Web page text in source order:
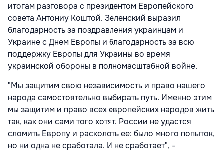
итогам разговора с президентом Европейского
совета Антониу Коштой. Зеленский выразил
благодарность за поздравления украинцам и
Украине с Днем Европы и благодарность за всю
поддержку Европы для Украины во время
украинской обороны в полномасштабной войне.
"Мы защитим свою независимость и право нашего
народа самостоятельно выбирать путь. Именно этим
мы защитим и право всех европейских народов жить
так, как они сами того хотят. России не удастся
сломить Европу и расколоть ее: было много попыток,
но ни одна не сработала. И не сработает", -